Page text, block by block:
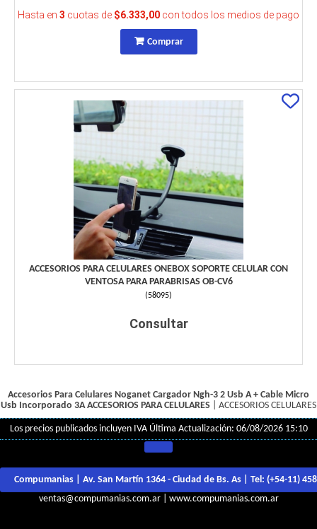
Hasta en 3 cuotas de $6.333,00 con todos los medios de pago
Comprar
ACCESORIOS PARA CELULARES ONEBOX SOPORTE CELULAR CON
VENTOSA PARA PARABRISAS OB-CV6
(58095)
Consultar
Accesorios Para Celulares Noganet Cargador Ngh-3 2 Usb A + Cable Micro
Usb Incorporado 3A ACCESORIOS PARA CELULARES ACCESORIOS CELULARES
Los precios publicados incluyen IVA Última Actualización: 06/08/2026 15:10
Compumanias | Av. San Martín 1364 - Ciudad de Bs. As | Tel: (+54-11)
ventas@compumanias.com.ar| www.compumanias.com.ar